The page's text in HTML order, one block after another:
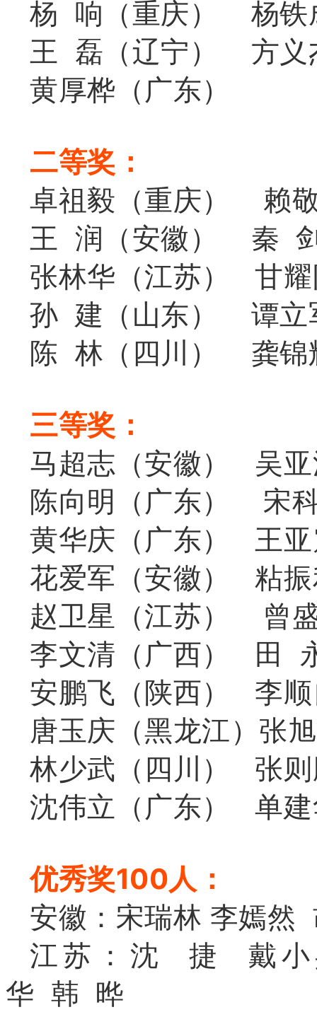
杨 响（重庆） 杨铁
王 磊（辽宁）
方义
黄厚桦（广东）
二等奖：
卓祖毅（重庆） 赖
王 润（安徽）
秦
张林华（江苏） 甘耀
孙 建（山东） 谭立
陈 林（四川）
龚锦
三等奖：
马超志（安徽） 吴亚
陈向明（广东）
宋
黄华庆（广东） 王亚
花爱军（安徽） 粘振
赵卫星（江苏）
曾
李文清（广西） 田
安鹏飞（陕西） 李顺
唐玉庆（黑龙江） 张
林少武（四川） 张则
沈伟立（广东） 单建
优秀奖100人：
安徽：宋瑞林 李嫣
江苏：沈 捷 戴
华 韩 晔